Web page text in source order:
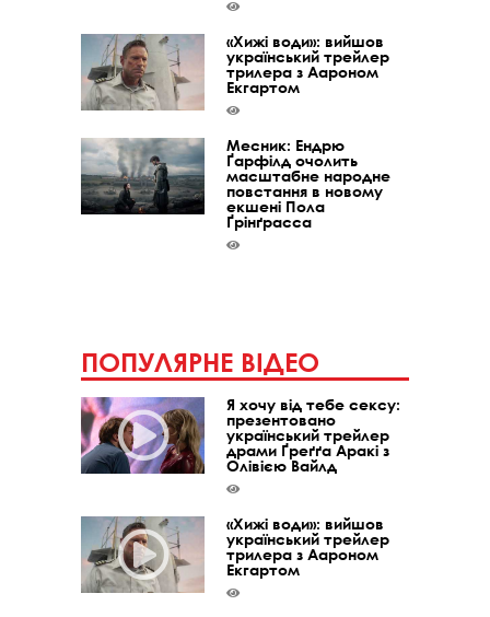
«Хижі води»: вийшов
український трейлер
трилера з Аароном
Екгартом
Месник: Ендрю
Ґарфілд очолить
масштабне народне
повстання в новому
екшені Пола
Ґрінґрасса
ПОПУЛЯРНЕ ВІДЕО
Я хочу від тебе сексу:
презентовано
український трейлер
драми Ґреґґа Аракі з
Олівією Вайлд
«Хижі води»: вийшов
український трейлер
трилера з Аароном
Екгартом